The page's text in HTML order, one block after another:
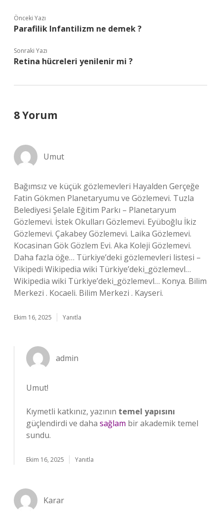
Önceki Yazı
Parafilik Infantilizm ne demek ?
Sonraki Yazı
Retina hücreleri yenilenir mi ?
8 Yorum
Umut
Bağımsız ve küçük gözlemevleri Hayalden Gerçeğe
Fatin Gökmen Planetaryumu ve Gözlemevi. Tuzla
Belediyesi Şelale Eğitim Parkı – Planetaryum
Gözlemevi. İstek Okulları Gözlemevi. Eyüboğlu İkiz
Gözlemevi. Çakabey Gözlemevi. Laika Gözlemevi.
Kocasinan Gök Gözlem Evi. Aka Koleji Gözlemevi.
Daha fazla öğe… Türkiye’deki gözlemevleri listesi –
Vikipedi Wikipedia wiki Türkiye’deki_gözlemevl…
Wikipedia wiki Türkiye’deki_gözlemevl… Konya. Bilim
Merkezi . Kocaeli. Bilim Merkezi . Kayseri.
Ekim 16, 2025 Yanıtla
admin
Umut!
Kıymetli katkınız, yazının temel yapısını
güçlendirdi ve daha sağlam bir akademik temel
sundu.
Ekim 16, 2025 Yanıtla
Karar